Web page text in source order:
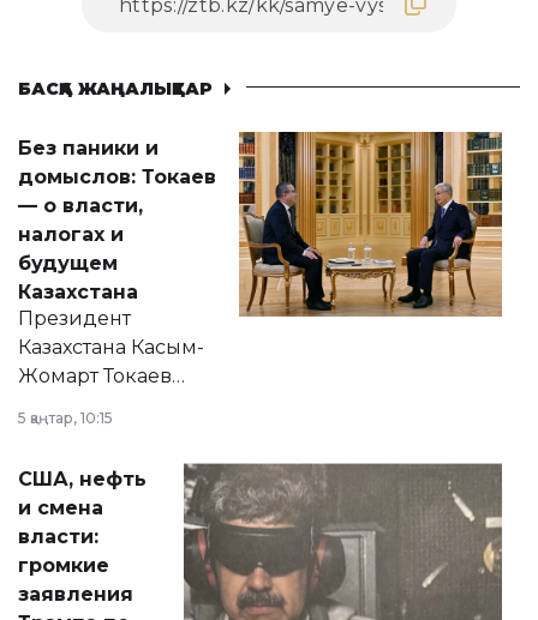
БАСҚА ЖАҢАЛЫҚТАР
Без паники и
домыслов: Токаев
— о власти,
налогах и
будущем
Казахстана
Президент
Казахстана Касым-
Жомарт Токаев
сразу несколько
актуальных тем —
от слухов о
политических
реформах до
вопросов армии,
экономики и
5 қаңтар, 10:15
США, нефть
и смена
власти:
громкие
заявления